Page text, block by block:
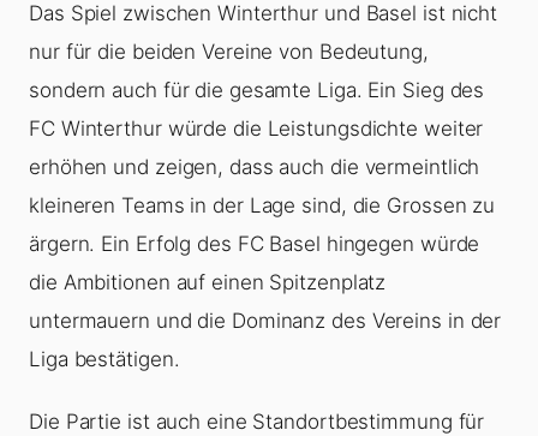
Das Spiel zwischen Winterthur und Basel ist nicht
nur für die beiden Vereine von Bedeutung,
sondern auch für die gesamte Liga. Ein Sieg des
FC Winterthur würde die Leistungsdichte weiter
erhöhen und zeigen, dass auch die vermeintlich
kleineren Teams in der Lage sind, die Grossen zu
ärgern. Ein Erfolg des FC Basel hingegen würde
die Ambitionen auf einen Spitzenplatz
untermauern und die Dominanz des Vereins in der
Liga bestätigen.
Die Partie ist auch eine Standortbestimmung für